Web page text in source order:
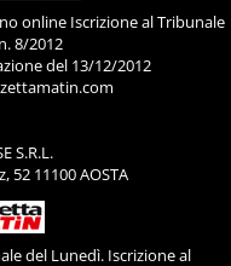
online Iscrizione al Tribunale
8/2012
del 13/12/2012
S.R.L.
52 11100 AOSTA
del Lunedì. Iscrizione al